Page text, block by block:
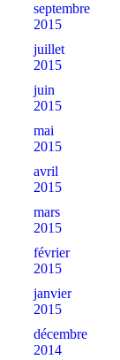
septembre
2015
juillet
2015
juin
2015
mai
2015
avril
2015
mars
2015
février
2015
janvier
2015
décembre
2014